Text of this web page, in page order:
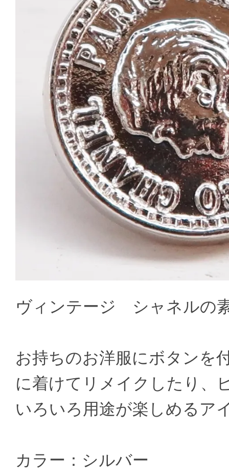
ヴィンテージ シャネルの
お持ちのお洋服にボタンを
に着けてリメイクしたり、
いろいろ用途が楽しめるア
カラー：シルバー